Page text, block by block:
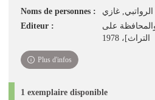
Noms de personnes :
الرواتبي, غازي
Editeur :
على
التراث]، 1978
Plus d'infos
1 exemplaire disponible